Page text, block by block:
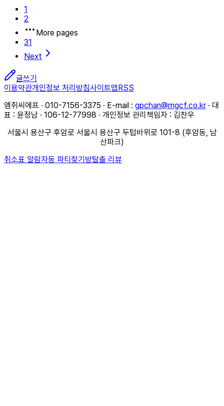
1
2
More pages
31
Next
글쓰기
이용약관개인정보 처리방침사이트맵RSS
엠쥐씨에프 · 010-7156-3375 · E-mail : gpchan@mgcf.co.kr · 대
표 : 윤정남 · 106-12-77998 · 개인정보 관리책임자 : 김찬우
서울시 용산구 후암로 서울시 용산구 두텁바위로 101-8 (후암동, 남
산파크)
취소표 알람자동 파티찾기방탈출 리뷰